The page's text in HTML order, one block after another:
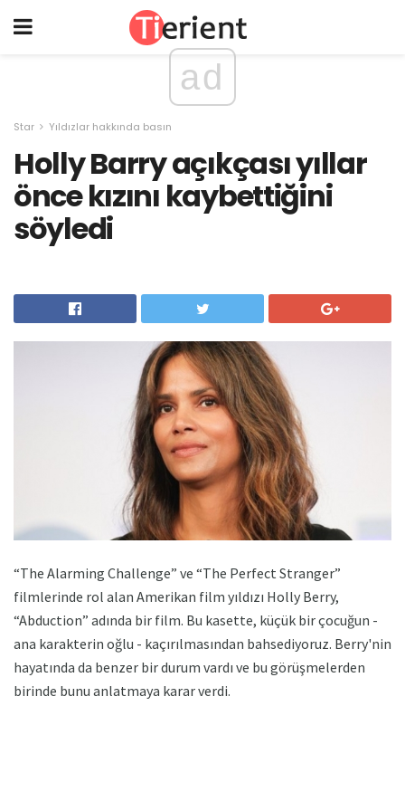
ad
Star Yıldızlar hakkında basın
Holly Barry açıkçası yıllar
önce kızını kaybettiğini
söyledi
“The Alarming Challenge” ve “The Perfect Stranger”
filmlerinde rol alan Amerikan film yıldızı Holly Berry,
“Abduction” adında bir film. Bu kasette, küçük bir çocuğun -
ana karakterin oğlu - kaçırılmasından bahsediyoruz. Berry'nin
hayatında da benzer bir durum vardı ve bu görüşmelerden
birinde bunu anlatmaya karar verdi.